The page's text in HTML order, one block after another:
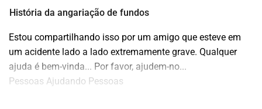
História da angariação de fundos
Estou compartilhando isso por um amigo que esteve em
um acidente lado a lado extremamente grave. Qualquer
ajuda é bem-vinda... Por favor, ajudem-no...
Pessoas Ajudando Pessoas